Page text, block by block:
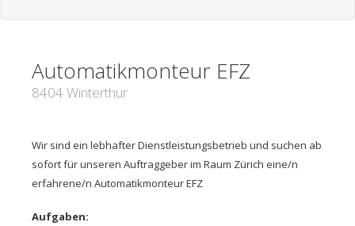
Automatikmonteur EFZ
8404 Winterthur
Wir sind ein lebhafter Dienstleistungsbetrieb und suchen ab
sofort für unseren Auftraggeber im Raum Zürich eine/n
erfahrene/n Automatikmonteur EFZ
Aufgaben: